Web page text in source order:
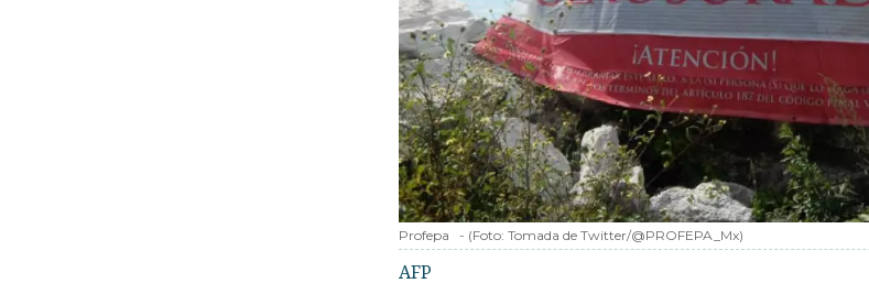
Profepa - (Foto: Tomada de Twitter/@PROFEPA_Mx)
AFP